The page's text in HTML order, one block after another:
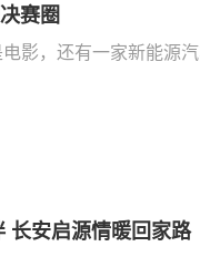
赛圈
电影，还有一家新能源
长安启源情暖回家路